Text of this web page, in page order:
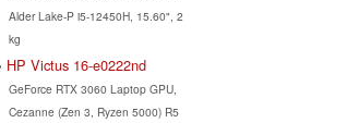
Alder Lake-P i5-12450H, 15.60", 2
kg
HP Victus 16-e0222nd
GeForce RTX 3060 Laptop GPU,
Cezanne (Zen 3, Ryzen 5000) R5